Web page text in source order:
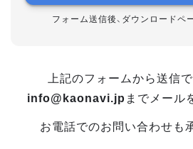
フォーム送信後、ダウンロードペ
上記のフォームから送信で
info@kaonavi.jp までメール
お電話でのお問い合わせも